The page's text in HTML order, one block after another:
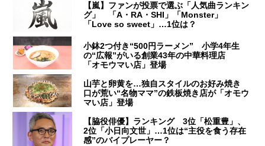
【嵐】ファンが投票で選ぶ「人気曲ランキン
グ」 「A・RA・SHI」「Monster」
「Love so sweet」…1位は？
小鉢2つ付き“500円ラーメン” 小学4年生
の“広報”がいる創業43年の中華料理店
「オモウマい店」登場
山芋と卵黄を…独自スタイルのお好み焼き
口が荒い“名物ママ”の鉄板焼き店が「オモウ
マい店」登場
【脇役俳優】ランキング 3位「松重豊」、
2位「小日向文世」…1位は“主役を食う存在
感”のバイプレーヤー？